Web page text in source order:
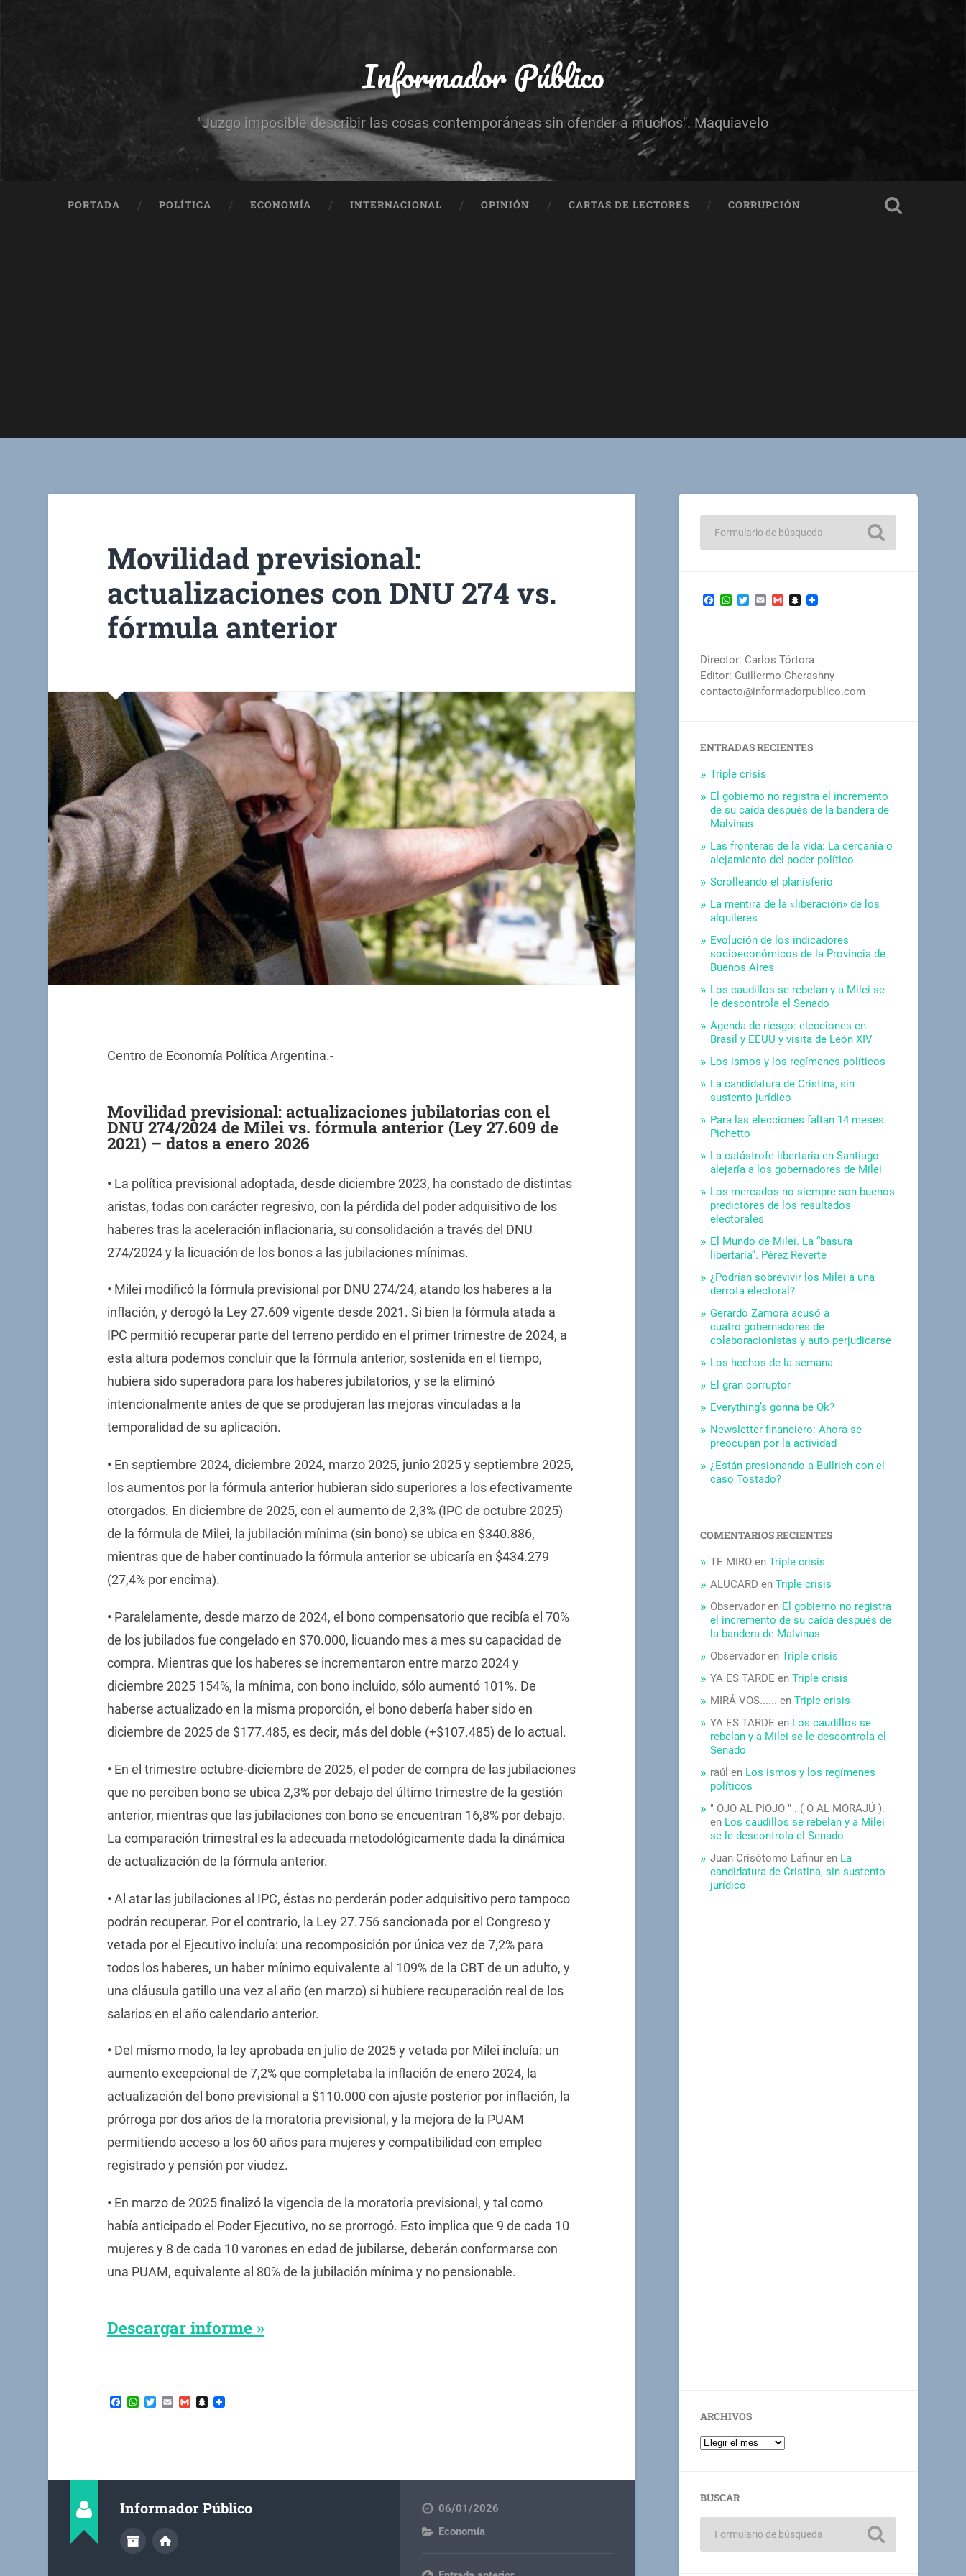
Informador Público
"Juzgo imposible describir las cosas contemporáneas sin ofender a muchos". Maquiavelo
PORTADA POLÍTICA ECONOMÍA INTERNACIONAL OPINIÓN CARTAS DE LECTORES CORRUPCIÓN
Movilidad previsional:
actualizaciones con DNU 274 vs.
fórmula anterior
Centro de Economía Política Argentina.-
Movilidad previsional: actualizaciones jubilatorias con el
DNU 274/2024 de Milei vs. fórmula anterior (Ley 27.609 de
2021) – datos a enero 2026
•La política previsional adoptada, desde diciembre 2023, ha constado de distintas
aristas, todas con carácter regresivo, con la pérdida del poder adquisitivo de los
haberes tras la aceleración inflacionaria, su consolidación a través del DNU
274/2024 y la licuación de los bonos a las jubilaciones mínimas.
•Milei modificó la fórmula previsional por DNU 274/24, atando los haberes a la
inflación, y derogó la Ley 27.609 vigente desde 2021. Si bien la fórmula atada a
IPC permitió recuperar parte del terreno perdido en el primer trimestre de 2024, a
esta altura podemos concluir que la fórmula anterior, sostenida en el tiempo,
hubiera sido superadora para los haberes jubilatorios, y se la eliminó
intencionalmente antes de que se produjeran las mejoras vinculadas a la
temporalidad de su aplicación.
•En septiembre 2024, diciembre 2024, marzo 2025, junio 2025 y septiembre 2025,
los aumentos por la fórmula anterior hubieran sido superiores a los efectivamente
otorgados. En diciembre de 2025, con el aumento de 2,3% (IPC de octubre 2025)
de la fórmula de Milei, la jubilación mínima (sin bono) se ubica en $340.886,
mientras que de haber continuado la fórmula anterior se ubicaría en $434.279
(27,4% por encima).
•Paralelamente, desde marzo de 2024, el bono compensatorio que recibía el 70%
de los jubilados fue congelado en $70.000, licuando mes a mes su capacidad de
compra. Mientras que los haberes se incrementaron entre marzo 2024 y
diciembre 2025 154%, la mínima, con bono incluido, sólo aumentó 101%. De
haberse actualizado en la misma proporción, el bono debería haber sido en
diciembre de 2025 de $177.485, es decir, más del doble (+$107.485) de lo actual.
•En el trimestre octubre-diciembre de 2025, el poder de compra de las jubilaciones
que no perciben bono se ubica 2,3% por debajo del último trimestre de la gestión
anterior, mientras que las jubilaciones con bono se encuentran 16,8% por debajo.
La comparación trimestral es la adecuada metodológicamente dada la dinámica
de actualización de la fórmula anterior.
•Al atar las jubilaciones al IPC, éstas no perderán poder adquisitivo pero tampoco
podrán recuperar. Por el contrario, la Ley 27.756 sancionada por el Congreso y
vetada por el Ejecutivo incluía: una recomposición por única vez de 7,2% para
todos los haberes, un haber mínimo equivalente al 109% de la CBT de un adulto, y
una cláusula gatillo una vez al año (en marzo) si hubiere recuperación real de los
salarios en el año calendario anterior.
•Del mismo modo, la ley aprobada en julio de 2025 y vetada por Milei incluía: un
aumento excepcional de 7,2% que completaba la inflación de enero 2024, la
actualización del bono previsional a $110.000 con ajuste posterior por inflación, la
prórroga por dos años de la moratoria previsional, y la mejora de la PUAM
permitiendo acceso a los 60 años para mujeres y compatibilidad con empleo
registrado y pensión por viudez.
•En marzo de 2025 finalizó la vigencia de la moratoria previsional, y tal como
había anticipado el Poder Ejecutivo, no se prorrogó. Esto implica que 9 de cada 10
mujeres y 8 de cada 10 varones en edad de jubilarse, deberán conformarse con
una PUAM, equivalente al 80% de la jubilación mínima y no pensionable.
Descargar informe »
Facebook
WhatsApp
Twitter
EmailGmailSnapchat
Informador Público
06/01/2026
Economía
Facebook
WhatsApp
TwitterEmailGmailSnapchat
Director: Carlos Tórtora
Editor: Guillermo Cherashny
contacto@informadorpublico.com
ENTRADAS RECIENTES
Triple crisis
El gobierno no registra el incremento
de su caída después de la bandera de
Malvinas
Las fronteras de la vida: La cercanía o
alejamiento del poder político
Scrolleando el planisferio
La mentira de la «liberación» de los
alquileres
Evolución de los indicadores
socioeconómicos de la Provincia de
Buenos Aires
Los caudillos se rebelan y a Milei se
le descontrola el Senado
Agenda de riesgo: elecciones en
Brasil y EEUU y visita de León XIV
Los ismos y los regímenes políticos
La candidatura de Cristina, sin
sustento jurídico
Para las elecciones faltan 14 meses.
Pichetto
La catástrofe libertaria en Santiago
alejaría a los gobernadores de Milei
Los mercados no siempre son buenos
predictores de los resultados
electorales
El Mundo de Milei. La “basura
libertaria”. Pérez Reverte
¿Podrían sobrevivir los Milei a una
derrota electoral?
Gerardo Zamora acusó a
cuatro gobernadores de
colaboracionistas y auto perjudicarse
Los hechos de la semana
El gran corruptor
Everything’s gonna be Ok?
Newsletter financiero: Ahora se
preocupan por la actividad
¿Están presionando a Bullrich con el
caso Tostado?
COMENTARIOS RECIENTES
TE MIRO enTriple crisis
ALUCARD enTriple crisis
Observador en El gobierno no registra
el incremento de su caída después de
la bandera de Malvinas
Observador enTriple crisis
YA ES TARDE enTriple crisis
MIRÁ VOS...... enTriple crisis
YA ES TARDE en Los caudillos se
rebelan y a Milei se le descontrola el
Senado
raúl en Los ismos y los regímenes
políticos
" OJO AL PIOJO " . ( O AL MORAJÚ ).
en Los caudillos se rebelan y a Milei
se le descontrola el Senado
Juan Crisótomo Lafinur en La
candidatura de Cristina, sin sustento
jurídico
ARCHIVOS
BUSCAR